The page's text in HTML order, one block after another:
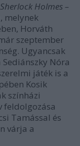
Sherlock Holmes –
melynek
Horváth
szeptember
Ugyancsak
Nóra
játék is a
Kosik
színházi
feldolgozása
Tamással és
várja a